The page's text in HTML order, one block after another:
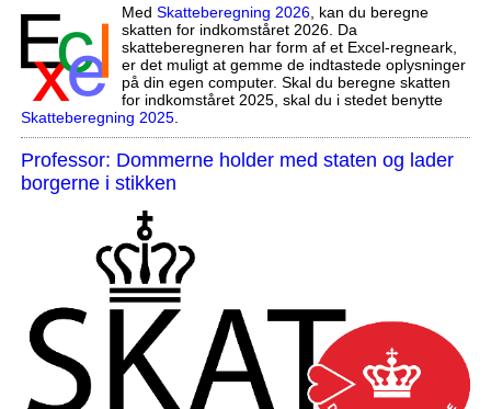
Med Skatteberegning 2026, kan du beregne
skatten for indkomståret 2026. Da
skatteberegneren har form af et Excel-regneark,
er det muligt at gemme de indtastede oplysninger
på din egen computer. Skal du beregne skatten
for indkomståret 2025, skal du i stedet benytte
Skatteberegning 2025.
Professor: Dommerne holder med staten og lader
borgerne i stikken